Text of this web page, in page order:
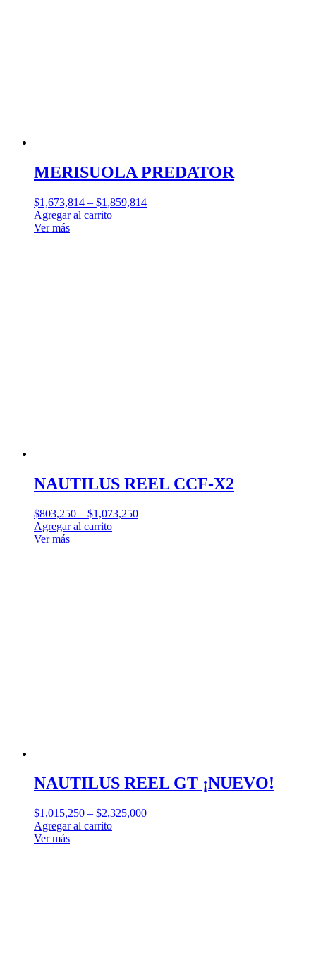
MERISUOLA PREDATOR
$1,673,814 – $1,859,814
Agregar al carrito
Ver más
NAUTILUS REEL CCF-X2
$803,250 – $1,073,250
Agregar al carrito
Ver más
NAUTILUS REEL GT ¡NUEVO!
$1,015,250 – $2,325,000
Agregar al carrito
Ver más